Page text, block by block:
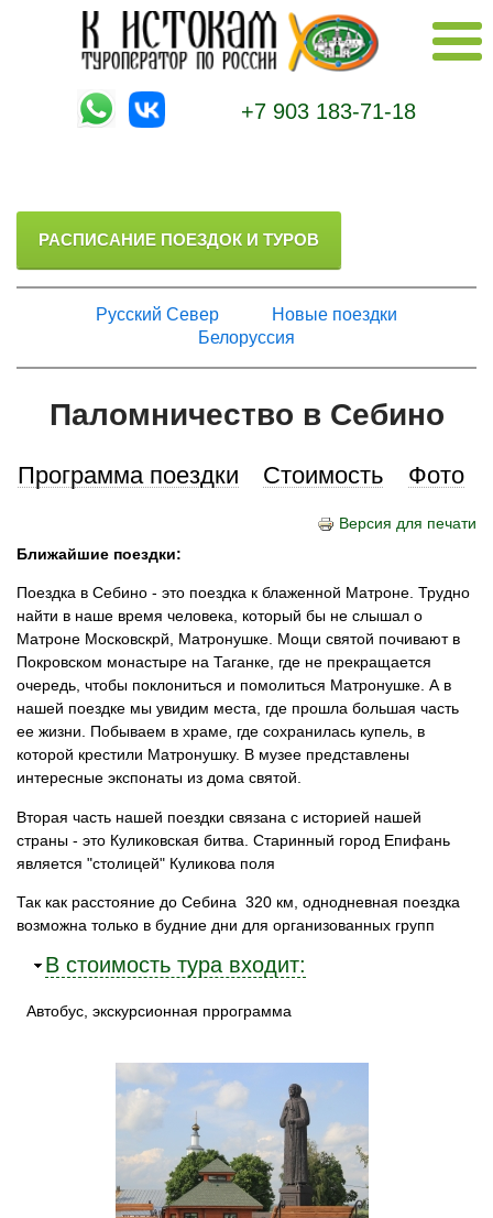
+7 903 183-71-18
РАСПИСАНИЕ ПОЕЗДОК И ТУРОВ
Русский Север
Новые поездки
Белоруссия
Паломничество в Себино
Программа поездки Стоимость Фото
Версия для печати
Ближайшие поездки:
Поездка в Себино - это поездка к блаженной Матроне. Трудно
найти в наше время человека, который бы не слышал о
Матроне Московскрй, Матронушке. Мощи святой почивают в
Покровском монастыре на Таганке, где не прекращается
очередь, чтобы поклониться и помолиться Матронушке. А в
нашей поездке мы увидим места, где прошла большая часть
ее жизни. Побываем в храме, где сохранилась купель, в
которой крестили Матронушку. В музее представлены
интересные экспонаты из дома святой.
Вторая часть нашей поездки связана с историей нашей
страны - это Куликовская битва. Старинный город Епифань
является "столицей" Куликова поля
Так как расстояние до Себина 320 км, однодневная поездка
возможна только в будние дни для организованных групп
Убрать
В стоимость тура входит:
Автобус, экскурсионная пррограмма